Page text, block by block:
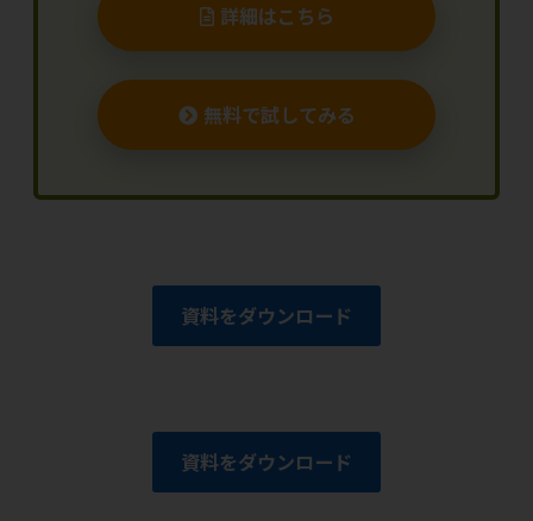
詳細はこちら
無料で試してみる
資料をダウンロード
資料をダウンロード